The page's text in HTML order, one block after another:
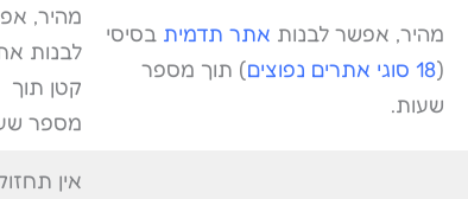
מהיר, אפשר לבנות אתר תדמית בסיסי
(18 סוגי אתרים נפוצים
) תוך מספר
שעות.
מהיר,
לבנות
קטן תוך
מספר
אין